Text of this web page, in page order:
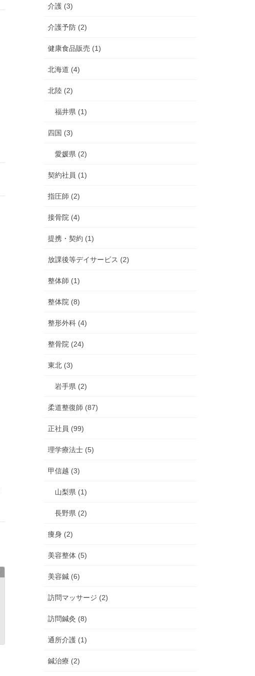
介護 (3)
介護予防 (2)
健康食品販売 (1)
北海道 (4)
北陸 (2)
福井県 (1)
四国 (3)
愛媛県 (2)
契約社員 (1)
指圧師 (2)
接骨院 (4)
提携・契約 (1)
放課後等デイサービス (2)
整体師 (1)
整体院 (8)
整形外科 (4)
整骨院 (24)
東北 (3)
岩手県 (2)
柔道整復師 (87)
正社員 (99)
理学療法士 (5)
甲信越 (3)
山梨県 (1)
長野県 (2)
痩身 (2)
美容整体 (5)
美容鍼 (6)
訪問マッサージ (2)
訪問鍼灸 (8)
通所介護 (1)
鍼治療 (2)